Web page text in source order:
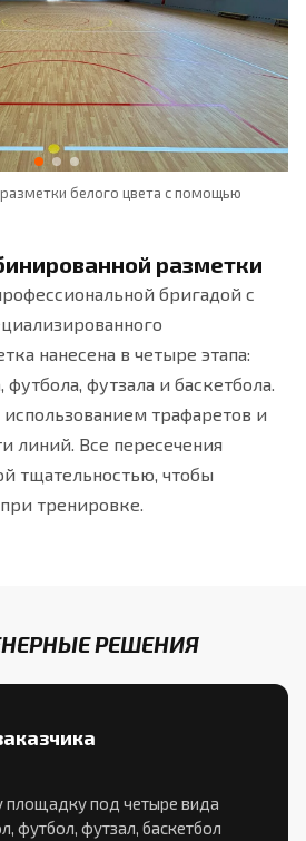
белого цвета с помощью
разметки
бригадой с
нанесена в четыре этапа:
футзала и баскетбола.
использованием трафаретов и
линий. Все пересечения
тщательностью, чтобы
тренировке.
РЕШЕНИЯ
площадку под четыре вида
футбол, футзал, баскетбол